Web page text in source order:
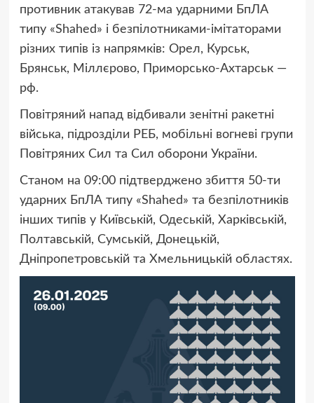
противник атакував 72-ма ударними БпЛА
типу «Shahed» і безпілотниками-імітаторами
різних типів із напрямків: Орел, Курськ,
Брянськ, Міллєрово, Приморсько-Ахтарськ —
рф.
Повітряний напад відбивали зенітні ракетні
війська, підрозділи РЕБ, мобільні вогневі групи
Повітряних Сил та Сил оборони України.
Станом на 09:00 підтверджено збиття 50-ти
ударних БпЛА типу «Shahed» та безпілотників
інших типів у Київській, Одеській, Харківській,
Полтавській, Сумській, Донецькій,
Дніпропетровській та Хмельницькій областях.